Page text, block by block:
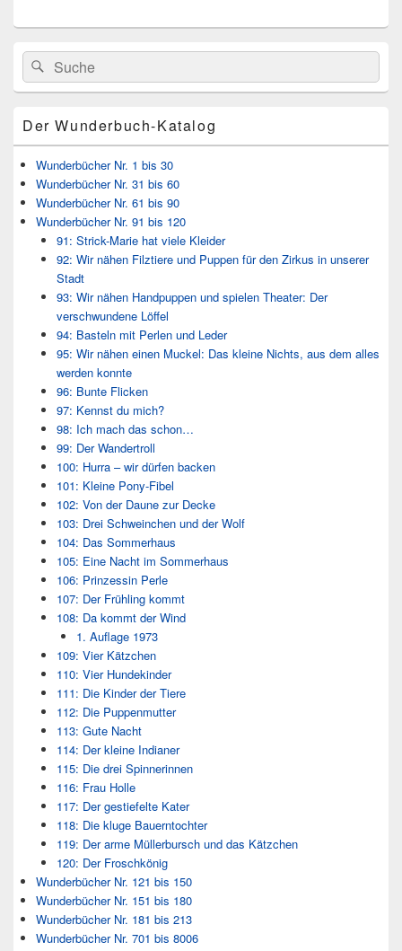
Primärer
Seitenleisten
Widget-
Bereich
Search
for:
Suche
Der Wunderbuch-Katalog
Wunderbücher Nr. 1 bis 30
Wunderbücher Nr. 31 bis 60
Wunderbücher Nr. 61 bis 90
Wunderbücher Nr. 91 bis 120
91: Strick-Marie hat viele Kleider
92: Wir nähen Filztiere und Puppen für den Zirkus in unserer
Stadt
93: Wir nähen Handpuppen und spielen Theater: Der
verschwundene Löffel
94: Basteln mit Perlen und Leder
95: Wir nähen einen Muckel: Das kleine Nichts, aus dem alles
werden konnte
96: Bunte Flicken
97: Kennst du mich?
98: Ich mach das schon…
99: Der Wandertroll
100: Hurra – wir dürfen backen
101: Kleine Pony-Fibel
102: Von der Daune zur Decke
103: Drei Schweinchen und der Wolf
104: Das Sommerhaus
105: Eine Nacht im Sommerhaus
106: Prinzessin Perle
107: Der Frühling kommt
108: Da kommt der Wind
1. Auflage 1973
109: Vier Kätzchen
110: Vier Hundekinder
111: Die Kinder der Tiere
112: Die Puppenmutter
113: Gute Nacht
114: Der kleine Indianer
115: Die drei Spinnerinnen
116: Frau Holle
117: Der gestiefelte Kater
118: Die kluge Bauerntochter
119: Der arme Müllerbursch und das Kätzchen
120: Der Froschkönig
Wunderbücher Nr. 121 bis 150
Wunderbücher Nr. 151 bis 180
Wunderbücher Nr. 181 bis 213
Wunderbücher Nr. 701 bis 8006